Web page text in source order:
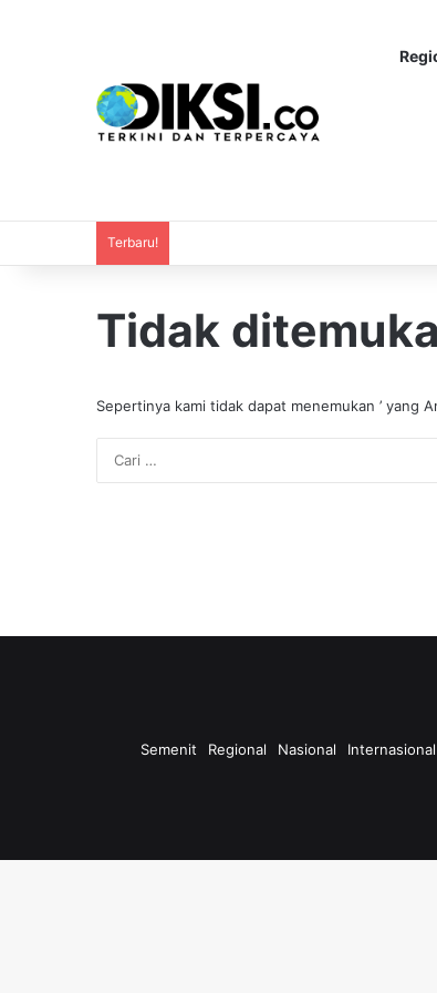
Terbaru!
Tidak
Sepertinya kami tidak dapat menemukan ’ yang
Semenit Regional Nasional Internasional